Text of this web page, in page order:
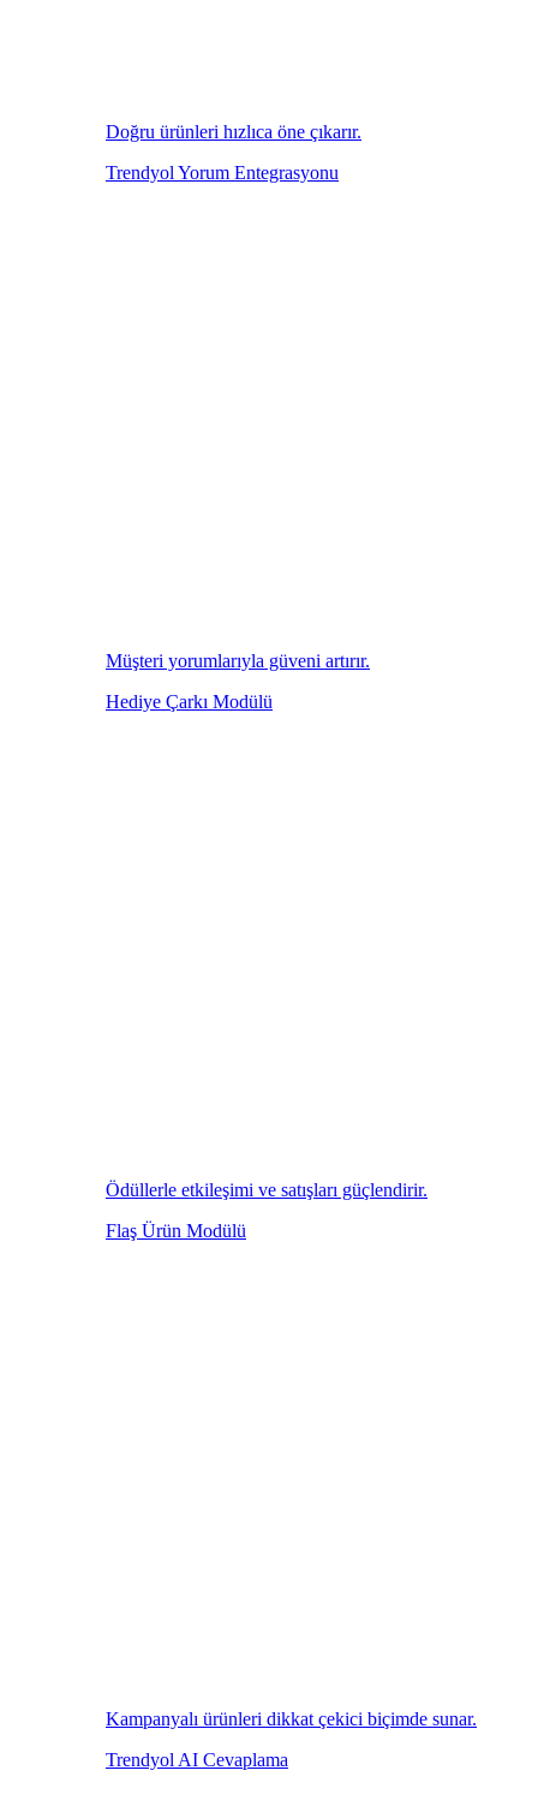
Doğru ürünleri hızlıca öne çıkarır.
Trendyol Yorum Entegrasyonu
Müşteri yorumlarıyla güveni artırır.
Hediye Çarkı Modülü
Ödüllerle etkileşimi ve satışları güçlendirir.
Flaş Ürün Modülü
Kampanyalı ürünleri dikkat çekici biçimde sunar.
Trendyol AI Cevaplama